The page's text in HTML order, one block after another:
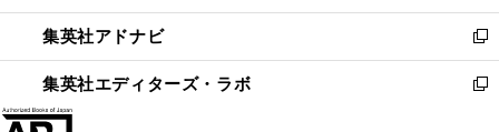
開
く
ウ
で
開
く
ン
ド
ウ
で
ウ
ィ
ン
ド
集英社アドナビ
新
し
い
集英社エディターズ・ラボ
新